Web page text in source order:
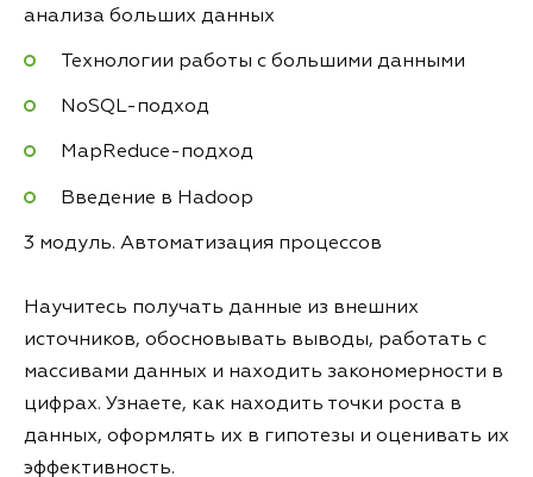
анализа больших данных
Технологии работы с большими данными
NoSQL-подход
MapReduce-подход
Введение в Hadoop
3 модуль. Автоматизация процессов
Научитесь получать данные из внешних
источников, обосновывать выводы, работать с
массивами данных и находить закономерности в
цифрах. Узнаете, как находить точки роста в
данных, оформлять их в гипотезы и оценивать их
эффективность.